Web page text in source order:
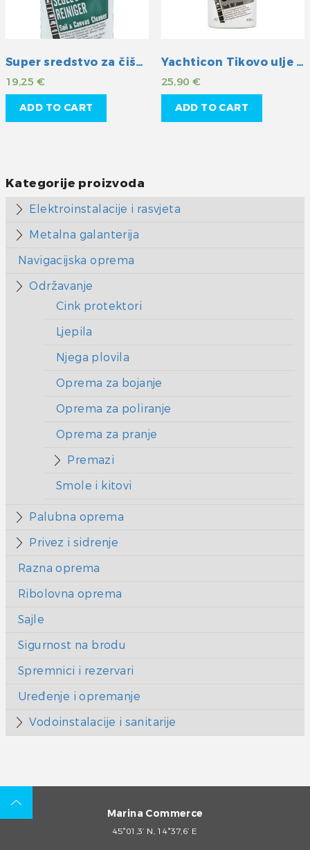
Super sredstvo za čišćenje jedara i platna
19,25€
ADD TO CART
Yachticon Tikovo ulje -klar
25,90€
ADD TO CART
Kategorije proizvoda
Elektroinstalacije i rasvjeta
Metalna galanterija
Navigacijska oprema
Održavanje
Cink protektori
Ljepila
Njega plovila
Oprema za bojanje
Oprema za poliranje
Oprema za pranje
Premazi
Smole i kitovi
Palubna oprema
Privez i sidrenje
Razna oprema
Ribolovna oprema
Sajle
Sigurnost na brodu
Spremnici i rezervari
Uređenje i opremanje
Vodoinstalacije i sanitarije
Marina Commerce
45°01,3’ N, 14°37,6’ E